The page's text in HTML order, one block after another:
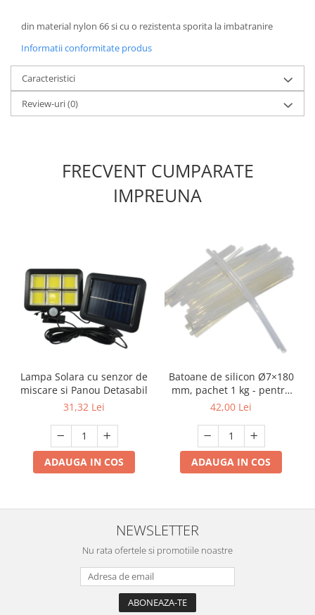
din material nylon 66 si cu o rezistenta sporita la imbatranire
Informatii conformitate produs
Caracteristici
Review-uri(0)
FRECVENT CUMPARATE
IMPREUNA
Lampa Solara cu senzor de
miscare si Panou Detasabil
31,32 Lei
ADAUGA IN COS
Batoane de silicon Ø7×180
mm, pachet 1 kg - pentru
pistoale de lipit la cald
42,00 Lei
ADAUGA IN COS
NEWSLETTER
Nu rata ofertele si promotiile noastre